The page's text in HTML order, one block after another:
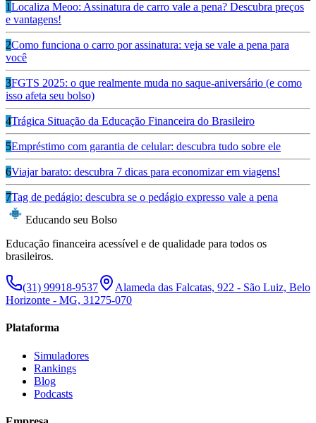
1Localiza Meoo: Assinatura de carro vale a pena? Descubra preços
e vantagens!
2Como funciona o carro por assinatura: veja se vale a pena para
você
3FGTS 2025: o que realmente muda no saque-aniversário (e como
isso afeta seu bolso)
4Trágica Situação da Educação Financeira do Brasileiro
5Empréstimo com garantia de celular: descubra tudo sobre ele
6Viajar barato: descubra 7 dicas para economizar em viagens!
7Tag de pedágio: descubra se o pedágio expresso vale a pena
Educando seu Bolso
Educação financeira acessível e de qualidade para todos os
brasileiros.
(31) 99918-9537
Alameda das Falcatas, 922 - São Luiz, Belo
Horizonte - MG, 31275-070
Plataforma
Simuladores
Rankings
Blog
Podcasts